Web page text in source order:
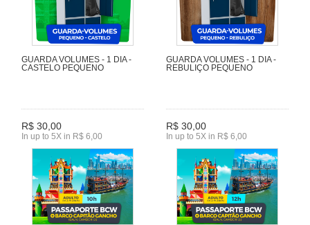
GUARDA VOLUMES - 1 DIA -
CASTELO PEQUENO
R$ 30,00
In up to 5X in R$ 6,00
GUARDA VOLUMES - 1 DIA -
REBULIÇO PEQUENO
R$ 30,00
In up to 5X in R$ 6,00